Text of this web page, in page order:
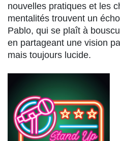
nouvelles pratiques et les
mentalités trouvent un
Pablo, qui se plaît à
en partageant une vision
mais toujours lucide.